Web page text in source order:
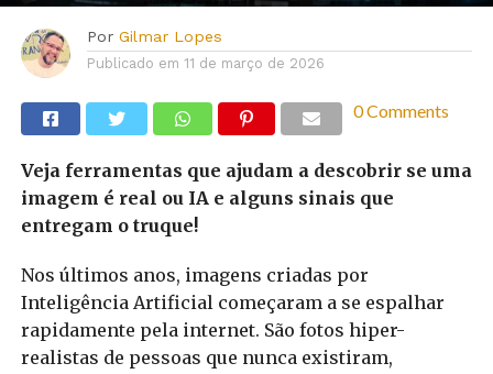
Por Gilmar Lopes
Publicado em 11 de março de 2026
0 Comments
Veja ferramentas que ajudam a descobrir se uma
imagem é real ou IA e alguns sinais que
entregam o truque!
Nos últimos anos, imagens criadas por
Inteligência Artificial começaram a se espalhar
rapidamente pela internet. São fotos hiper-
realistas de pessoas que nunca existiram,